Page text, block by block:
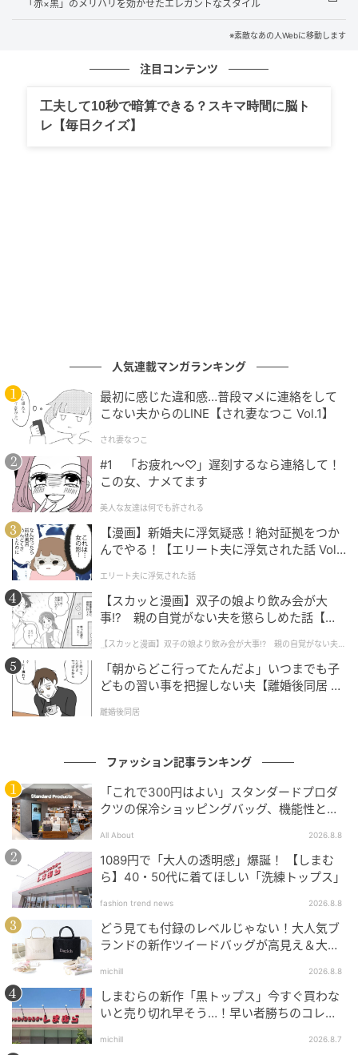
「サイドラインパンツも、ジャケットと合わせること
でこなれた印象に。動きやすく、シルエットも今っぽ
さを出してくれます。スニーカーは『トリーバー
チ』。程よい厚みのあるソールのおかげでスタイルア
ップ効果も！」
※紹介した商品はすべて私物です。編集部やメーカーへ
のお問い合わせはご遠慮ください。
※画像・文章の無断転載はご遠慮ください。
コーデアイテム＆ブランド
「赤×黒」のメリハリを効かせたエレガントなスタイル
※素敵なあの人Webに移動します
注目コンテンツ
工夫して10秒で暗算できる？スキマ時間に脳ト
レ【毎日クイズ】
人気連載マンガランキング
最初に感じた違和感…普段マメに連絡をして
こない夫からのLINE【され妻なつこ Vol.1】
され妻なつこ
#1 「お疲れ〜♡」遅刻するなら連絡して！
この女、ナメてます
美人な友達は何でも許される
【漫画】新婚夫に浮気疑惑！絶対証拠をつか
んでやる！【エリート夫に浮気された話 Vol.
エリート夫に浮気された話
【スカッと漫画】双子の娘より飲み会が大
事!? 親の自覚がない夫を懲らしめた話【第1
【スカッと漫画】双子の娘より飲み会が大事!? 親の自覚がない夫を
懲らしめた話
「朝からどこ行ってたんだよ」いつまでも子
どもの習い事を把握しない夫【離婚後同居 Vo
離婚後同居
ファッション記事ランキング
「これで300円はよい」スタンダードプロダ
クツの保冷ショッピングバッグ、機能性とデ
All About 2026.8.8
1089円で「大人の透明感」爆誕！ 【しまむ
ら】40・50代に着てほしい「洗練トップス」
fashion trend news 2026.8.8
どう見ても付録のレベルじゃない！大人気ブ
ランドの新作ツイードバッグが高見え＆大容
michill 2026.8.8
しまむらの新作「黒トップス」今すぐ買わな
いと売り切れ早そう…！早い者勝ちのコレ買
michill 2026.8.7